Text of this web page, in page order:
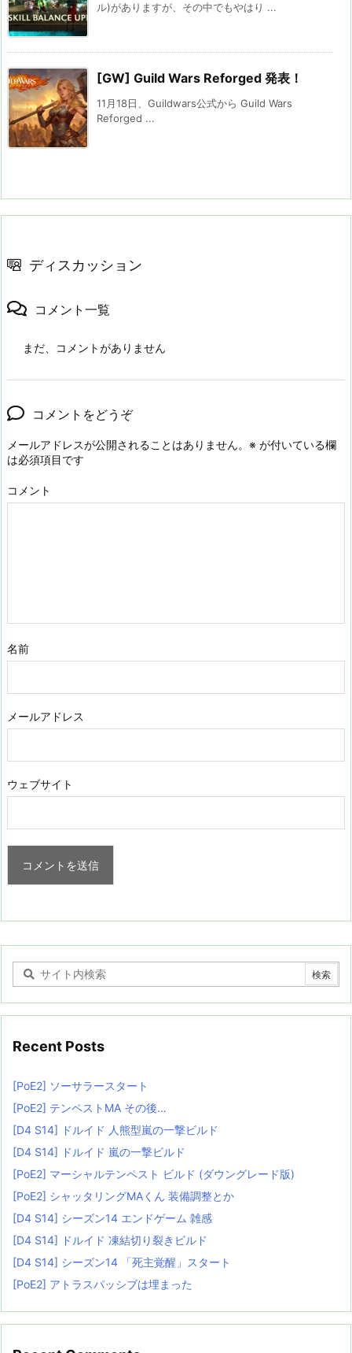
ル)がありますが、その中でもやはり ...
[GW] Guild Wars Reforged 発表！
11月18日、Guildwars公式から Guild Wars
Reforged ...
ディスカッション
コメント一覧
まだ、コメントがありません
コメントをどうぞ
メールアドレスが公開されることはありません。 ※ が付いている欄
は必須項目です
コメント
名前
メールアドレス
ウェブサイト
Recent Posts
[PoE2] ソーサラースタート
[PoE2] テンペストMA その後…
[D4 S14] ドルイド 人熊型嵐の一撃ビルド
[D4 S14] ドルイド 嵐の一撃ビルド
[PoE2] マーシャルテンペスト ビルド (ダウングレード版)
[PoE2] シャッタリングMAくん 装備調整とか
[D4 S14] シーズン14 エンドゲーム 雑感
[D4 S14] ドルイド 凍結切り裂きビルド
[D4 S14] シーズン14 「死主覚醒」スタート
[PoE2] アトラスパッシブは埋まった